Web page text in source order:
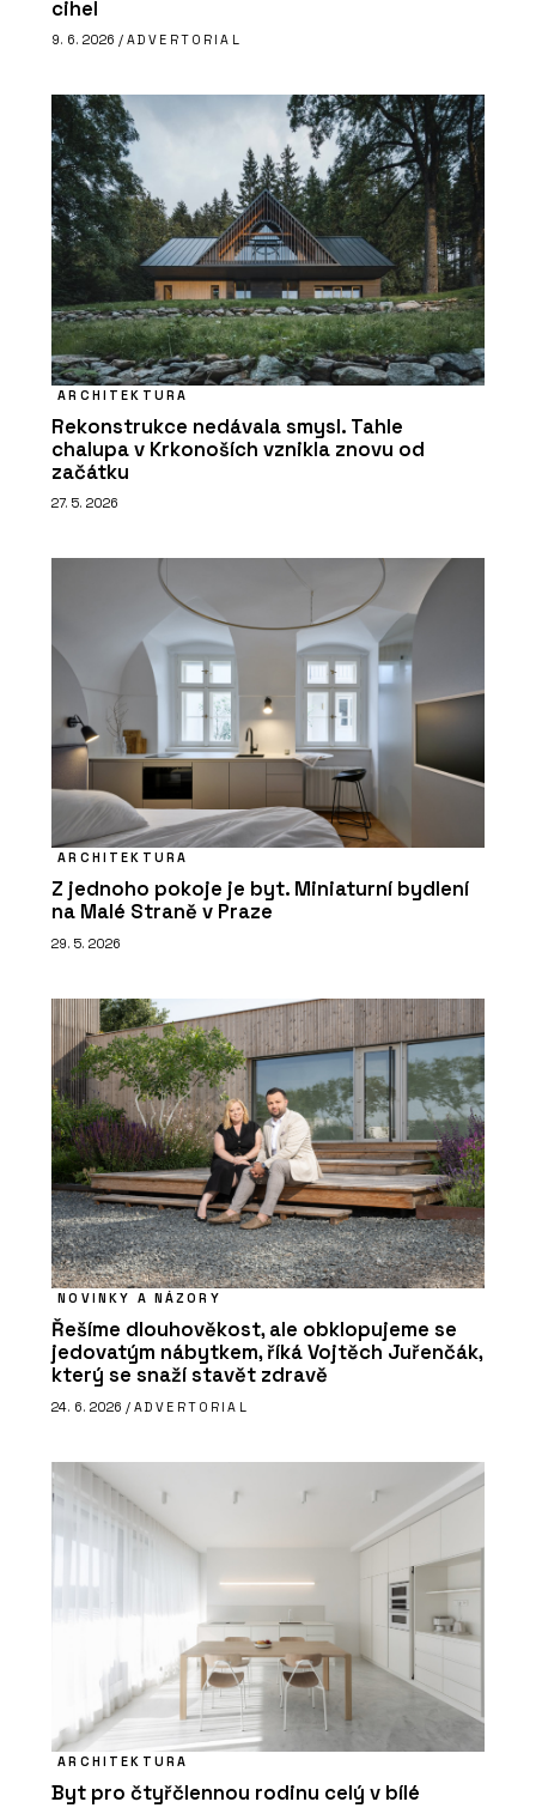
cihel
9. 6. 2026 / ADVERTORIAL
ARCHITEKTURA
Rekonstrukce nedávala smysl. Tahle
chalupa v Krkonoších vznikla znovu od
začátku
27. 5. 2026
ARCHITEKTURA
Z jednoho pokoje je byt. Miniaturní bydlení
na Malé Straně v Praze
29. 5. 2026
NOVINKY A NÁZORY
Řešíme dlouhověkost, ale obklopujeme se
jedovatým nábytkem, říká Vojtěch Juřenčák,
který se snaží stavět zdravě
24. 6. 2026 / ADVERTORIAL
ARCHITEKTURA
Byt pro čtyřčlennou rodinu celý v bílé